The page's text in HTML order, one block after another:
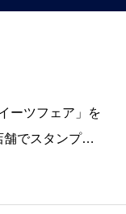
ーツフェア」を
でスタンプを